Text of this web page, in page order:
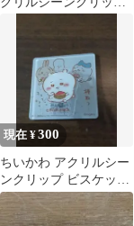
現在 ¥300
ちいかわ アクリルシー
ンクリップ ビスケッ
ト ちいかわ